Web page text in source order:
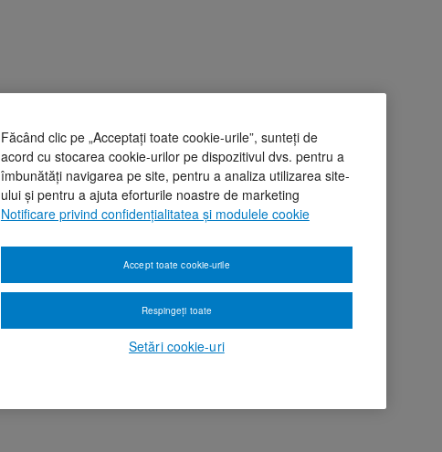
Făcând clic pe „Acceptați toate cookie-urile”, sunteți de
acord cu stocarea cookie-urilor pe dispozitivul dvs. pentru a
îmbunătăți navigarea pe site, pentru a analiza utilizarea site-
ului și pentru a ajuta eforturile noastre de marketing
Notificare privind confidențialitatea și modulele cookie
Setări cookie-uri
Respingeți toate
Accept toate cookie-urile